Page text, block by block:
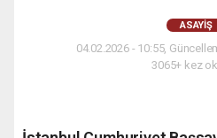
ASAYIŞ
04.02.2026 - 10:55,
3065+ kez